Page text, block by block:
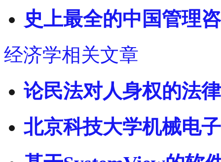
史上最全的中国管理
经济学相关文章
论民法对人身权的法
北京科技大学机械电